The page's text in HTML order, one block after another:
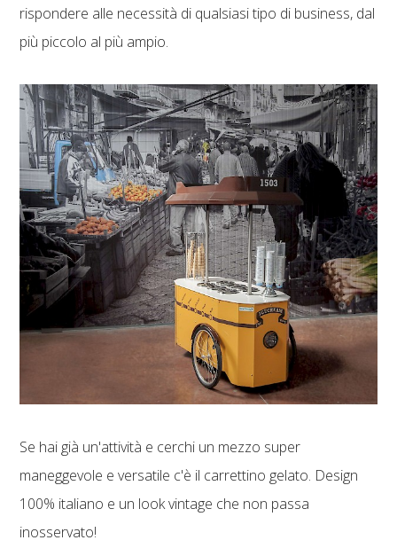
rispondere alle necessità di qualsiasi tipo di business, dal
più piccolo al più ampio.
Se hai già un'attività e cerchi un mezzo super
maneggevole e versatile c'è il carrettino gelato. Design
100% italiano e un look vintage che non passa
inosservato!